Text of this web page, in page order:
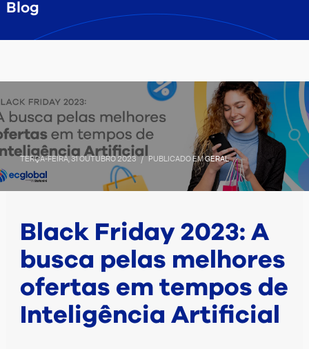
Blog
TERÇA-FEIRA, 31 OUTUBRO 2023 / PUBLICADO EMGERAL
Black Friday 2023: A
busca pelas melhores
ofertas em tempos de
Inteligência Artificial